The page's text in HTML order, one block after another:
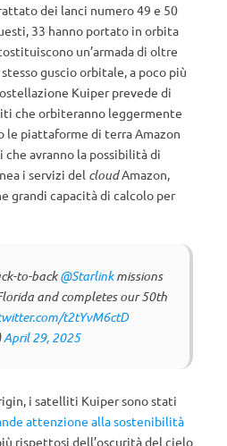
dei lanci numero 49 e 50
33 hanno portato in orbita
un’armada di oltre
guscio orbitale, a poco più
Kuiper prevede di
che orbiteranno leggermente
le piattaforme di terra Amazon
avranno la possibilità di
i servizi del cloudAmazon,
grandi capacità di calcolo per
to-back@Starlinkmissions
and completes our 50th
t2tYvM6ctD
April 29, 2025
i satelliti Kuiper sono stati
attenzione alla sostenibilità
rispettosi dell’oscurità del cielo